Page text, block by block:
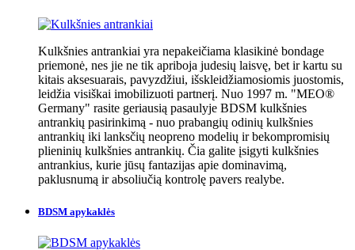
Kulkšnies antrankiai yra nepakeičiama klasikinė bondage
priemonė, nes jie ne tik apriboja judesių laisvę, bet ir kartu su
kitais aksesuarais, pavyzdžiui, išskleidžiamosiomis juostomis,
leidžia visiškai imobilizuoti partnerį. Nuo 1997 m. "MEO®
Germany" rasite geriausią pasaulyje BDSM kulkšnies
antrankių pasirinkimą - nuo prabangių odinių kulkšnies
antrankių iki lanksčių neopreno modelių ir bekompromisių
plieninių kulkšnies antrankių. Čia galite įsigyti kulkšnies
antrankius, kurie jūsų fantazijas apie dominavimą,
paklusnumą ir absoliučią kontrolę pavers realybe.
BDSM apykaklės